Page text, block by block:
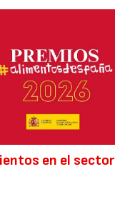
en el sector